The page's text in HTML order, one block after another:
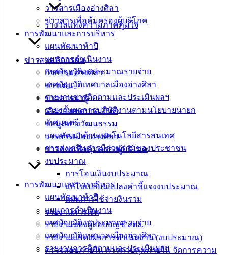
วารสารเมืองอ่างศิลา
ข่าวสารเพื่อคุ้มครองผู้บริโภค
การพัฒนาและการบริหาร
แผนพัฒนาห้าปี
แผนการดำเนินงาน
เทศบัญญัติงบประมาณรายจ่าย
เทศบัญญัติเทศบาลเมืองอ่างศิลา
รายงานการติดตามและประเมินผลฯ
รายงานผลการปฏิบัติงานตามนโยบายนายก
เทศมนตรี
แผนพัฒนาด้านเทคโนโลยีสารสนเทศ
การส่งเสริมการมีส่วนร่วมของประชาชน
งบประมาณ
การโอนเงินงบประมาณ
แก้ไขเปลี่ยนแปลงคำชี้แจงงบประมาณ
แผนการใช้จ่ายงินรวม
รายงานการเงิน
รายงานของผู้สอบบัญชี สตง.
รายงานแสดงผลการดำเนินงาน (งบประมาณ)
ตรวจสอบภายใน การควบคุมภายใน จัดการความ
รางวัลแห่งความภาคภูมิใจ
ข่าวสาร กิจกรรม
กิจกรรมอ่างศิลา
ข่าวเด่น
ข่าวสารน่ารู้
เลือกตั้งเทศบาล 2568
ข้อมูลทางวัฒนธรรม
วารสารเมืองอ่างศิลา
ข่าวสารเพื่อคุ้มครองผู้บริโภค
การพัฒนาและการบริหาร
แผนพัฒนาห้าปี
แผนการดำเนินงาน
เทศบัญญัติงบประมาณรายจ่าย
เทศบัญญัติเทศบาลเมืองอ่างศิลา
รายงานการติดตามและประเมินผลฯ
ดาวน์โหลด
แบบ
ฟอร์ม,
เอกสาร
คู่มือ
สำหรับ
ประชาชน/
คู่มือการ
ปฏิบัติ
งาน
ข่าวสาร
น่ารู้
ศุนย์
ข่าวสาร
อิเล็กทรอนิกส์
องค์
ความรู้
(Knowledge
Management)